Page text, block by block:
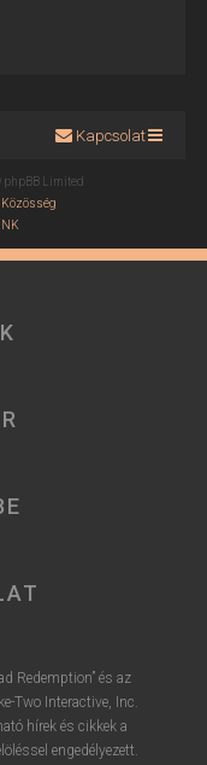
Kapcsolat
Limited
Közösség
Redemption” és az
Two Interactive, Inc.
hírek és cikkek a
engedélyezett.